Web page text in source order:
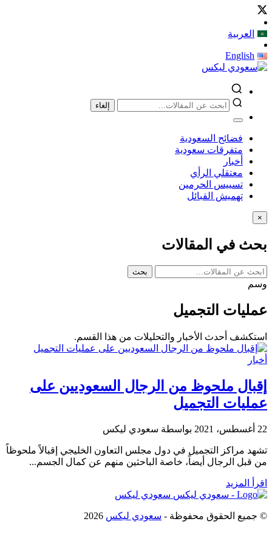
العربية
English
إلغاء
فضائح السعودية
متفرقات سعودية
أخبار
معتقلي الرأي
تسييس الحرمين
تهميش القبائل
×
بحث في المقالات
بحث
وسم
عمليات التجميل
استكشف أحدث الأخبار والتحليلات من هذا القسم.
أخبار
إقبال ملحوظ من الرجال السعوديين على
عمليات التجميل
22 أغسطس، 2021 بواسطة سعودي ليكس
تشهد مراكز التجميل في دول مجلس التعاون الخليجي إقبالاً ملحوظاً
من قبل الرجال أيضاً، خاصة الباحثين منهم عن كمال الجسم...
اقرأ المزيد
سعودي ليكس
© جميع الحقوق محفوظة - سعودي ليكس